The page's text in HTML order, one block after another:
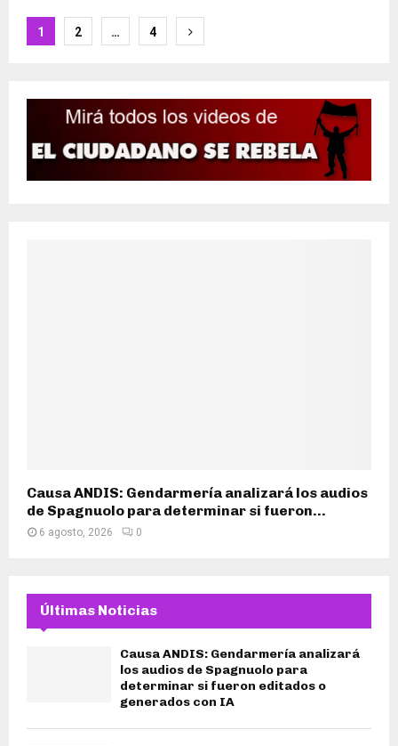
Paginación
entradas
1 2 … 4
Causa ANDIS: Gendarmería analizará los audios
de Spagnuolo para determinar si fueron...
6 agosto, 2026 0
Últimas Noticias
Causa ANDIS: Gendarmería analizará
los audios de Spagnuolo para
determinar si fueron editados o
generados con IA